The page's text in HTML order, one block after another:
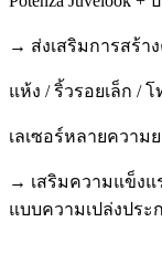
→ ส่งเสริมการสร้า
แห้ง / ริ้วรอยเล็ก /
เลเซอร์หลายความ
→ เสริมความแข็งแ
แบบความเปล่งปร